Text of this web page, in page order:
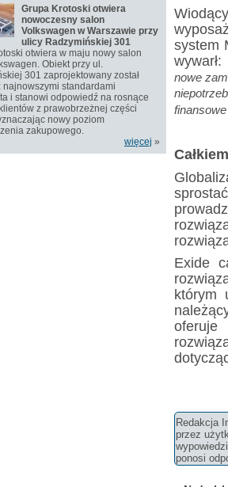
system
wywarł:
nowe
finansowe
Exide
którym
Redakcja
przez
ponosi
Grupa Krotoski otwiera
nowoczesny salon
Volkswagen w Warszawie przy
ulicy Radzymińskiej 301
otwiera w maju nowy salon
Obiekt przy ul.
301 zaprojektowany został
najnowszymi standardami
i stanowi odpowiedź na rosnące
z prawobrzeżnej części
nowy poziom
zakupowego.
więcej »